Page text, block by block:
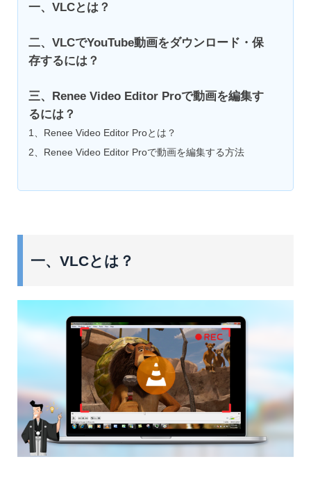
一、VLCとは？
二、VLCでYouTube動画をダウンロード・保
存するには？
三、Renee Video Editor Proで動画を編集す
るには？
1、Renee Video Editor Proとは？
2、Renee Video Editor Proで動画を編集する方法
一、VLCとは？